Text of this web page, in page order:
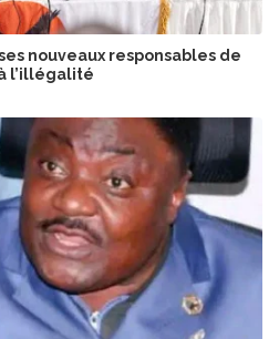
nouveaux responsables de
l’illégalité